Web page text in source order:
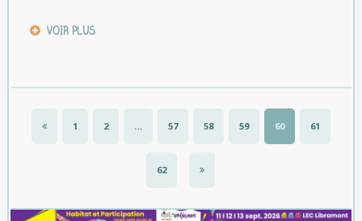
VOIR PLUS
1 2 … 57 58 59 60 61
62